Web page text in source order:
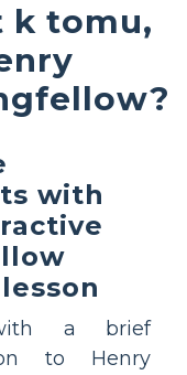
k tomu,
with
a brief
to Henry